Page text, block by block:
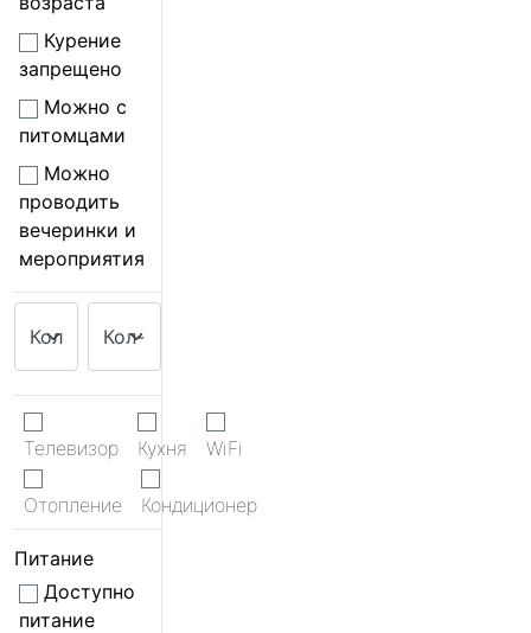
Курение
запрещено
Можно с
питомцами
Можно
проводить
вечеринки и
мероприятия
Телевизор Кухня WiFi
Отопление Кондиционер
Питание
Доступно
питание